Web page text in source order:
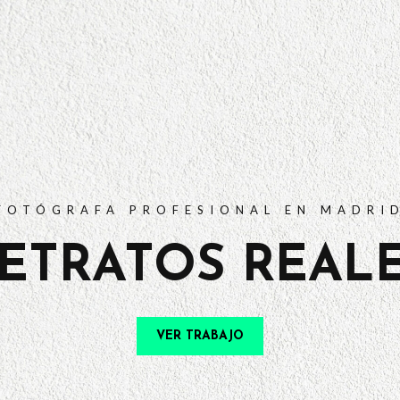
TARIFAS
PREGUNTAS FRECUENTES
CONTACTO
PROFESIONAL EN
VER TRABAJO